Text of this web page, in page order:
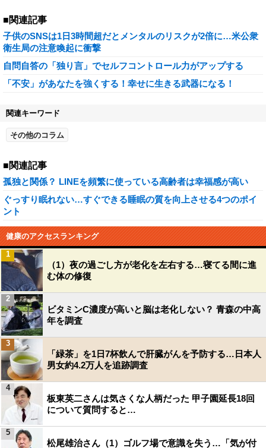
■関連記事
子供のSNSは1日3時間超だとメンタルのリスクが2倍に…米公衆
衛生局の注意喚起に衝撃
自問自答の「独り言」でセルフコントロール力がアップする
「不安」があなたを強くする！幸せに生きる武器になる！
関連キーワード
その他のコラム
■関連記事
孤独と関係？ LINEを頻繁に使っている高齢者は幸福感が高い
ぐっすり眠れない…すぐできる睡眠の質を向上させる4つのポイ
ント
健康のアクセスランキング
（1）夜の過ごし方が老化を左右する…寝てる間に進
む体の修復
1
ビタミンC濃度が高いと脳は老化しない？ 青森の中高
年を調査
2
「緑茶」を1日7杯飲んで肝臓がんを予防する…日本人
男女約4.2万人を追跡調査
3
板東英二さんは気さくな人柄だった 甲子園延長18回
について質問すると…
4
松尾雄治さん（1）ゴルフ場で意識を失う…「気が付
5